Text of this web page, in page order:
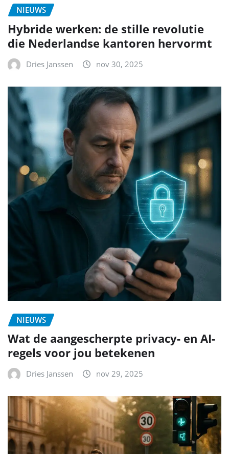
NIEUWS
Hybride werken: de stille revolutie
die Nederlandse kantoren hervormt
Dries Janssen nov 30, 2025
NIEUWS
Wat de aangescherpte privacy- en AI-
regels voor jou betekenen
Dries Janssen nov 29, 2025